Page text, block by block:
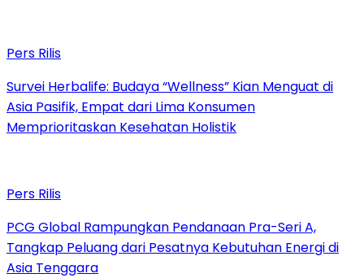
Pers Rilis
Survei Herbalife: Budaya “Wellness” Kian Menguat di
Asia Pasifik, Empat dari Lima Konsumen
Memprioritaskan Kesehatan Holistik
Pers Rilis
PCG Global Rampungkan Pendanaan Pra-Seri A,
Tangkap Peluang dari Pesatnya Kebutuhan Energi di
Asia Tenggara